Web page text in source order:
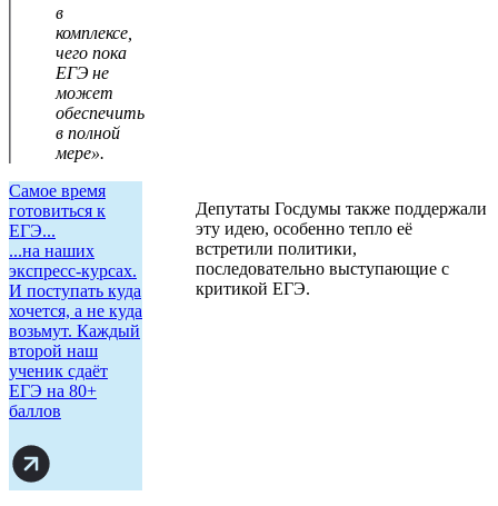
в
комплексе,
чего пока
ЕГЭ не
может
обеспечить
в полной
мере».
Самое время
готовиться к
ЕГЭ...
...на наших
экспресс-курсах.
И поступать куда
хочется, а не куда
возьмут. Каждый
второй наш
ученик сдаёт
ЕГЭ на 80+
баллов
Депутаты Госдумы также поддержали
эту идею, особенно тепло её
встретили политики,
последовательно выступающие с
критикой ЕГЭ.